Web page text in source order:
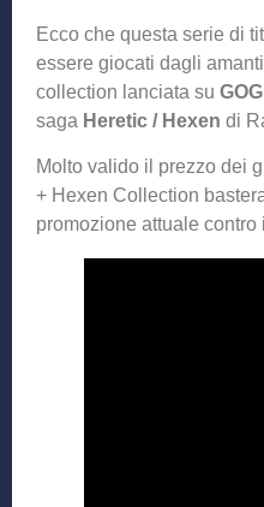
Ecco che questa serie di
essere giocati dagli
collection lanciata su GOG
saga Heretic / Hexen di
Molto valido il prezzo dei
+ Hexen Collection
promozione attuale